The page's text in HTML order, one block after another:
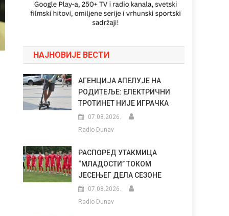
НАЈНОВИЈЕ ВЕСТИ
АГЕНЦИЈА АПЕЛУЈЕ НА
РОДИТЕЉЕ: ЕЛЕКТРИЧНИ
ТРОТИНЕТ НИЈЕ ИГРАЧКА
07.08.2026.
Radio Dunav
РАСПОРЕД УТАКМИЦА
“МЛАДОСТИ” ТОКОМ
ЈЕСЕЊЕГ ДЕЛА СЕЗОНЕ
07.08.2026.
Radio Dunav